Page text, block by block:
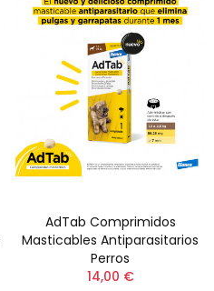
AdTab Comprimidos
Masticables Antiparasitarios
Perros
14,00 €